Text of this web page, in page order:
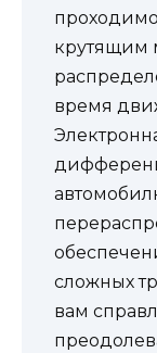
крутящим
время
сложных
вам